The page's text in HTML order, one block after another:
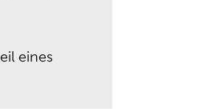
eines